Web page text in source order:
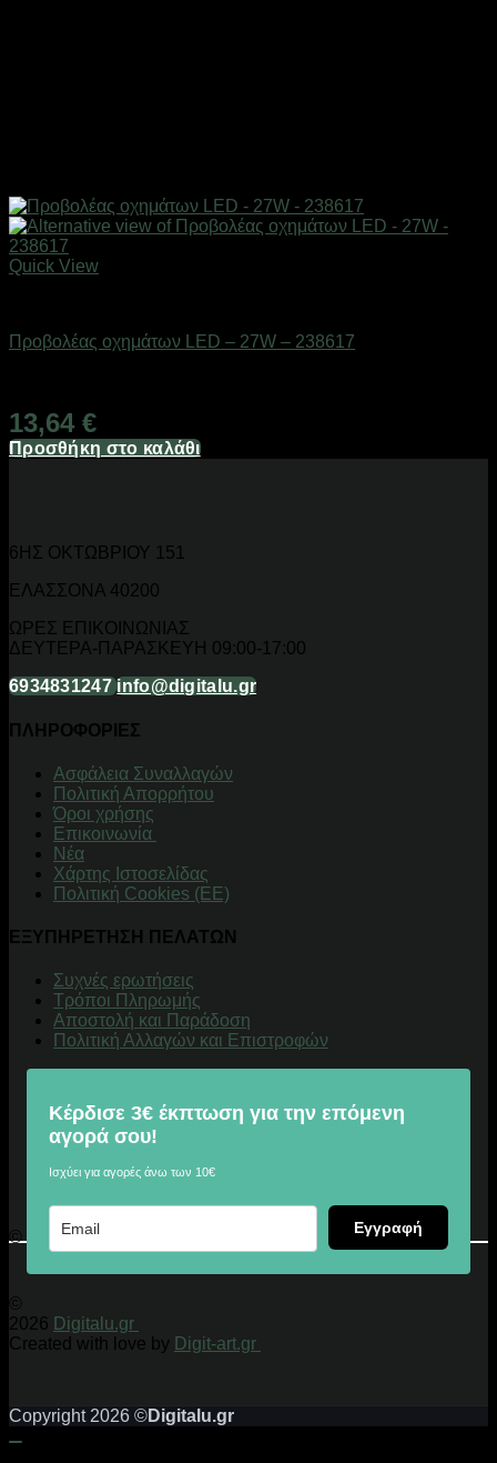
Quick View
Προβολέας οχημάτων LED – 27W – 238617
13,64 €
Προσθήκη στο καλάθι
6ΗΣ ΟΚΤΩΒΡΙΟΥ 151
ΕΛΑΣΣΟΝΑ 40200
ΩΡΕΣ ΕΠΙΚΟΙΝΩΝΙΑΣ
ΔΕΥΤΕΡΑ-ΠΑΡΑΣΚΕΥΗ 09:00-17:00
6934831247 info@digitalu.gr
ΠΛΗΡΟΦΟΡΙΕΣ
Aσφάλεια Συναλλαγών
Πολιτική Απορρήτου
Όροι χρήσης
Επικοινωνία
Νέα
Χάρτης Ιστοσελίδας
Πολιτική Cookies (ΕΕ)
ΕΞΥΠΗΡΕΤΗΣΗ ΠΕΛΑΤΩΝ
Συχνές ερωτήσεις
Τρόποι Πληρωμής
Αποστολή και Παράδοση
Πολιτική Αλλαγών και Επιστροφών
Κέρδισε 3€ έκπτωση για την επόμενη
αγορά σου!
Ισχύει για αγορές άνω των 10€
Εγγραφή
© 2026 Digitalu.gr
©
2026 Digitalu.gr
Created with love by Digit-art.gr
Copyright 2026 ©Digitalu.gr